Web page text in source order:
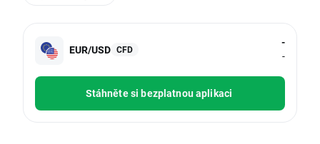
EUR/USD CFD
-
-
Stáhněte si bezplatnou aplikaci